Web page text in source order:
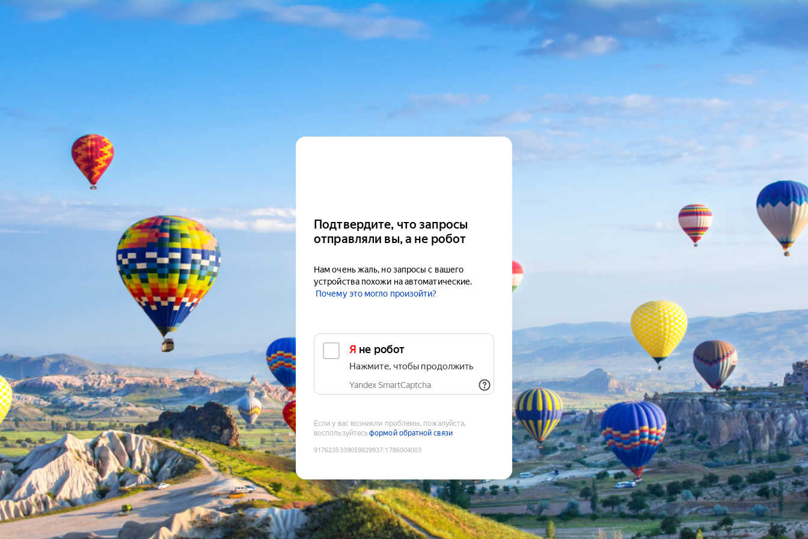
Подтвердите, что запросы
отправляли вы, а не робот
Нам очень жаль, но запросы с вашего
устройства похожи на автоматические.
Почему это могло произойти?
Я не робот
Нажмите, чтобы продолжить
Yandex SmartCaptcha
Если у вас возникли проблемы, пожалуйста,
воспользуйтесьформой обратной связи
9176235339059829937:1786004003